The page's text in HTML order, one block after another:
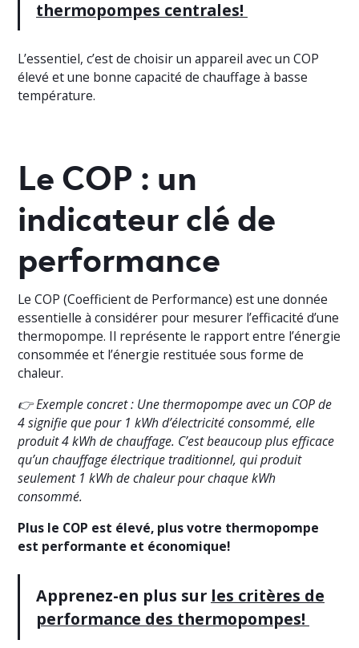
thermopompes centrales!
L’essentiel, c’est de choisir un appareil avec un COP
élevé et une bonne capacité de chauffage à basse
température.
Le COP : un
indicateur clé de
performance
Le COP (Coefficient de Performance) est une donnée
essentielle à considérer pour mesurer l’efficacité d’une
thermopompe. Il représente le rapport entre l’énergie
consommée et l’énergie restituée sous forme de
chaleur.
👉 Exemple concret : Une thermopompe avec un COP de
4 signifie que pour 1 kWh d’électricité consommé, elle
produit 4 kWh de chauffage. C’est beaucoup plus efficace
qu’un chauffage électrique traditionnel, qui produit
seulement 1 kWh de chaleur pour chaque kWh
consommé.
Plus le COP est élevé, plus votre thermopompe
est performante et économique!
Apprenez-en plus sur les critères de
performance des thermopompes!